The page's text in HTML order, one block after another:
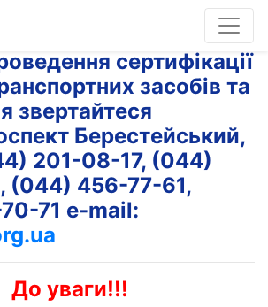
сертифікації
засобів та
звертайтеся
Берестейський,
201-08-17, (044)
(044) 456-77-61,
71 e-mail:
До уваги!!!